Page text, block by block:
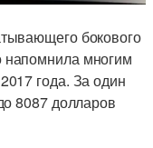
бокового
напомнила многим
года. За один
8087 долларов